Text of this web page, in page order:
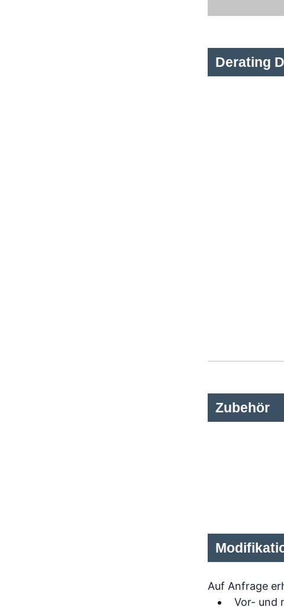
Derating
Zubehör
Auf Anfrage
Vor- und